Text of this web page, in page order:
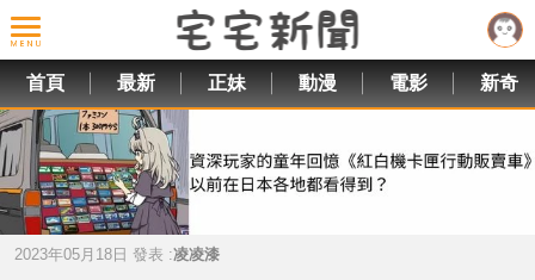
首頁 最新 正妹 動漫 電影 新奇
2023年05月18日 發表 :凌凌漆